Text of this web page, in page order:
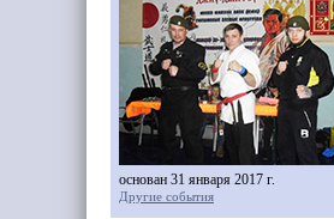
основан 31 января 2017 г.
Другие события